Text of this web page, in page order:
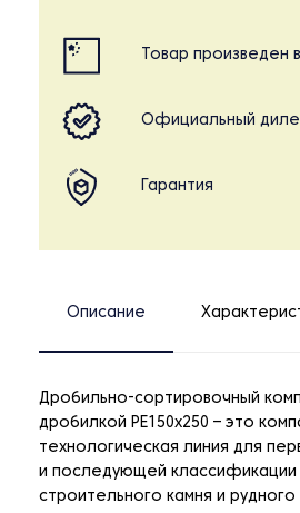
Товар произведен
Официальный
Гарантия
Описание
Дробильно-сортировочный
дробилкой РЕ150х250 – это
технологическая линия для
и последующей классификации
строительного камня и